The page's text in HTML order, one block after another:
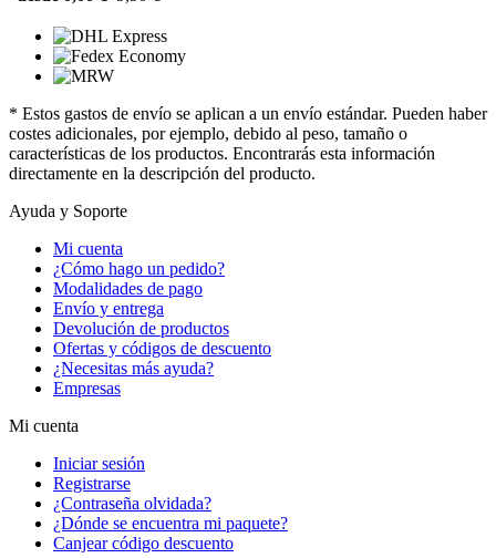
* Estos gastos de envío se aplican a un envío estándar. Pueden haber
costes adicionales, por ejemplo, debido al peso, tamaño o
características de los productos. Encontrarás esta información
directamente en la descripción del producto.
Ayuda y Soporte
Mi cuenta
¿Cómo hago un pedido?
Modalidades de pago
Envío y entrega
Devolución de productos
Ofertas y códigos de descuento
¿Necesitas más ayuda?
Empresas
Mi cuenta
Iniciar sesión
Registrarse
¿Contraseña olvidada?
¿Dónde se encuentra mi paquete?
Canjear código descuento